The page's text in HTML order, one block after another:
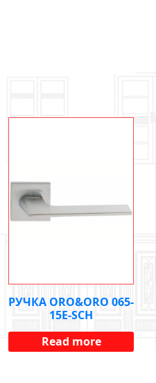
РУЧКА ORO&ORO 065-
15E-SCH
Read more